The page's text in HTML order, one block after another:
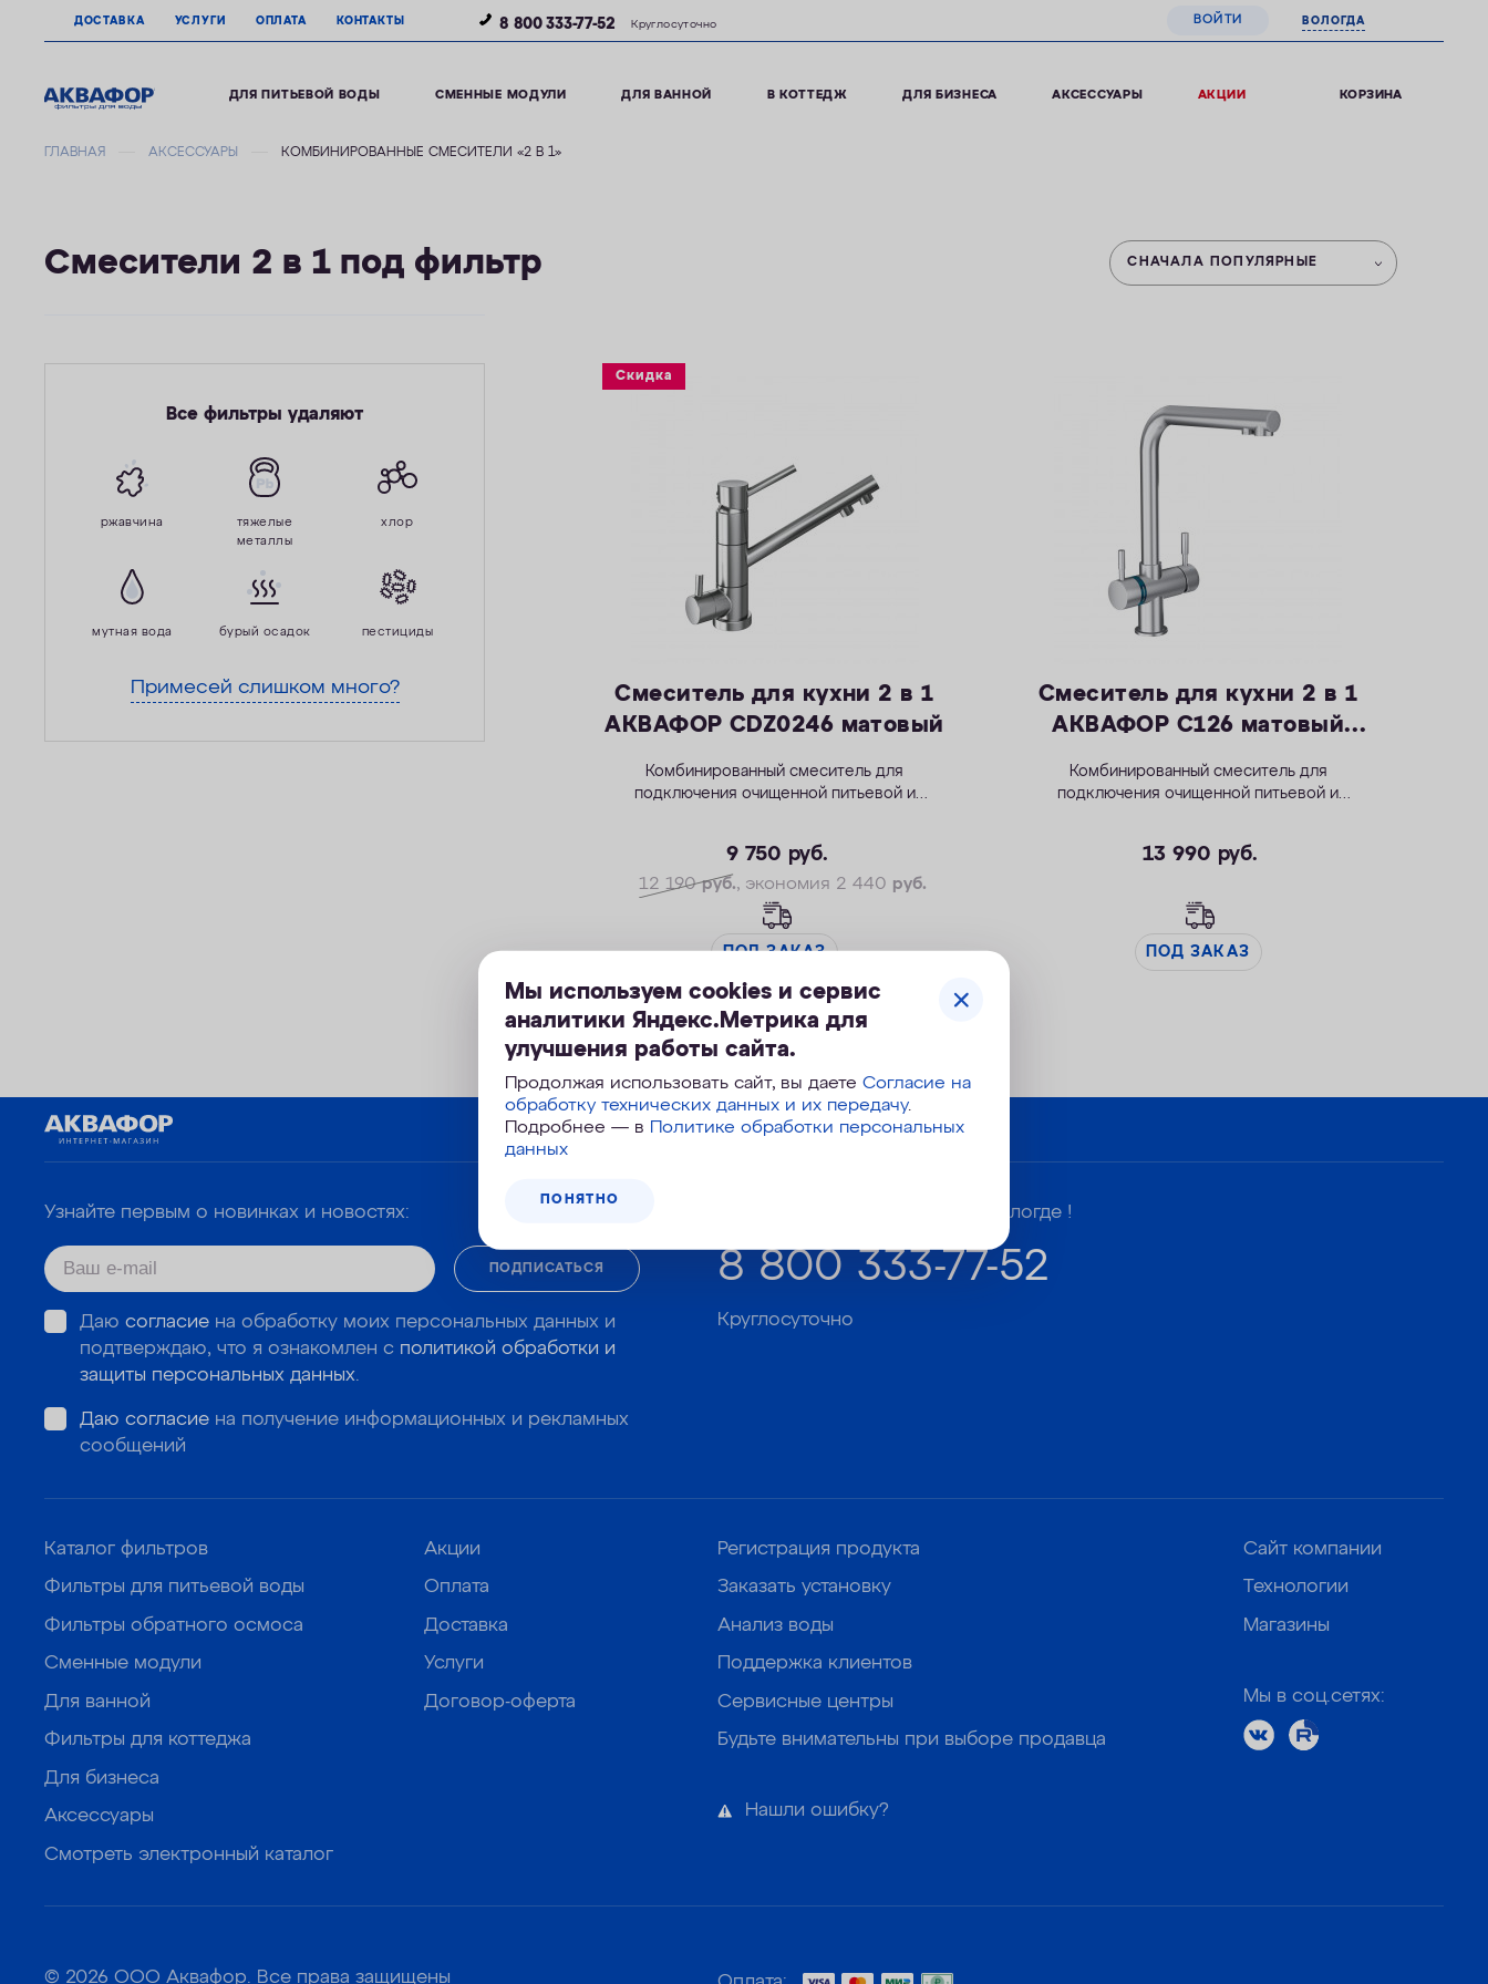
ДОСТАВКА УСЛУГИ ОПЛАТА КОНТАКТЫ 8 800 333-77-52 Круглосуточно ВОЙТИ ВОЛОГДА
ДЛЯ ПИТЬЕВОЙ ВОДЫ СМЕННЫЕ МОДУЛИ ДЛЯ ВАННОЙ В КОТТЕДЖ ДЛЯ БИЗНЕСА АКСЕССУАРЫ АКЦИИ КОРЗИНА
ГЛАВНАЯ АКСЕССУАРЫ КОМБИНИРОВАННЫЕ СМЕСИТЕЛИ «2 В 1»
Смесители 2 в 1 под фильтр
Все фильтры удаляют
ржавчина
тяжелые
металлы
хлор
мутная вода бурый осадок пестициды
Примесей слишком много?
СНАЧАЛА ПОПУЛЯРНЫЕ
Скидка
Смеситель для кухни 2 в 1
АКВАФОР CDZ0246 матовый
Комбинированный смеситель для
подключения очищенной питьевой и
9 750 руб.
12 190руб., экономия 2 440 руб.
ПОД ЗАКАЗ
Смеситель для кухни 2 в 1
АКВАФОР С126 матовый
Комбинированный смеситель для
подключения очищенной питьевой и
13 990 руб.
ПОД ЗАКАЗ
Мы используем cookies и сервис
аналитики Яндекс.Метрика для
улучшения работы сайта.
Продолжая использовать сайт, вы даете Согласие на
обработку технических данных и их передачу.
Подробнее — в Политике обработки персональных
данных
ПОНЯТНО
Корзина №970-005
Узнайте первым о новинках и новостях:
ПОДПИСАТЬСЯ
Даю согласиена обработку моих персональных данных и
подтверждаю, что я ознакомлен с политикой обработки и
защиты персональных данных.
Даю согласиена получение информационных и рекламных
сообщений
Звоните, подберем фильтр в Вологде !
8 800 333-77-52
Круглосуточно
Каталог фильтров
Фильтры для питьевой воды
Фильтры обратного осмоса
Сменные модули
Для ванной
Фильтры для коттеджа
Для бизнеса
Аксессуары
Смотреть электронный каталог
Акции
Оплата
Доставка
Услуги
Договор-оферта
Регистрация продукта
Заказать установку
Анализ воды
Поддержка клиентов
Сервисные центры
Будьте внимательны при выборе продавца
Нашли ошибку?
Сайт компании
Технологии
Магазины
Мы в соц.сетях:
© 2026 ООО Аквафор. Все права защищены